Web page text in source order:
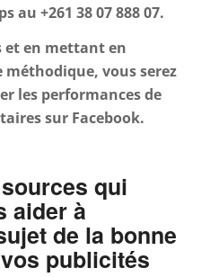
au +261 38 07 888 07.
et en mettant en
vous serez
les performances de
sur Facebook.
qui
aider à
de la bonne
publicités